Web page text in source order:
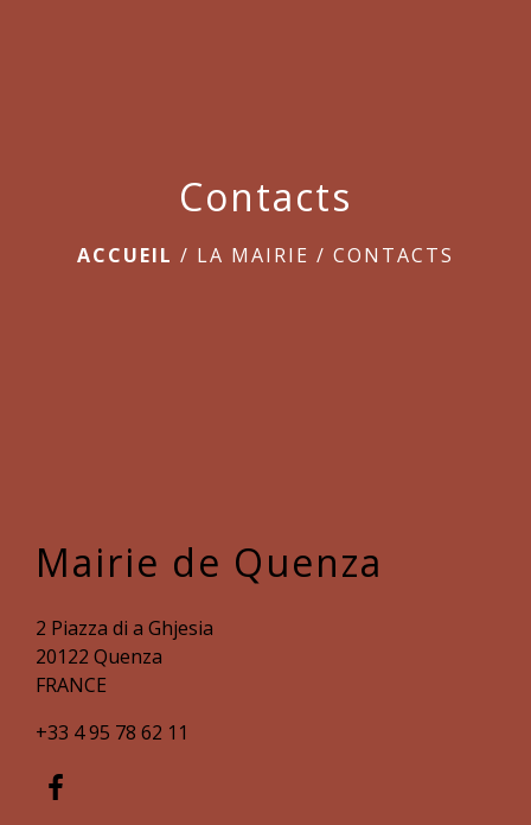
Contacts
ACCUEIL / LA MAIRIE / CONTACTS
Mairie de Quenza
2 Piazza di a Ghjesia
20122 Quenza
FRANCE
+33 4 95 78 62 11